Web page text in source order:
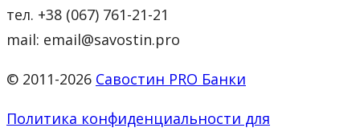
тел. +38 (067) 761-21-21
mail: email@savostin.pro
© 2011-2026 Савостин PRO Банки
Политика конфиденциальности для